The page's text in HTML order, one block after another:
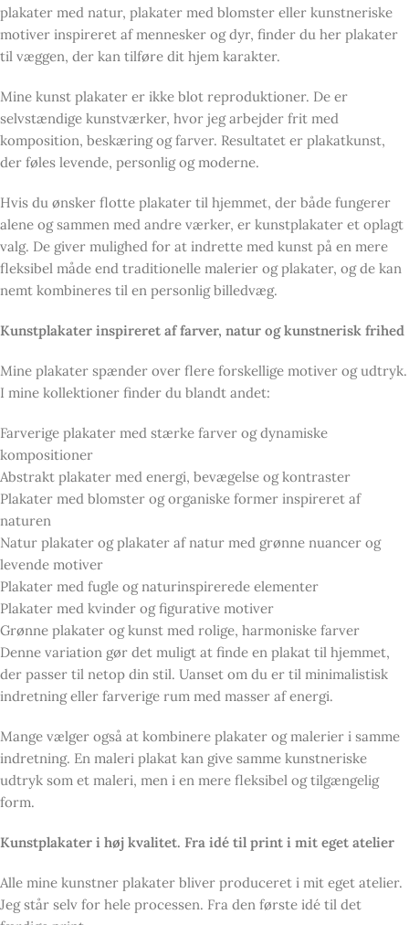
plakater med natur, plakater med blomster eller kunstneriske
motiver inspireret af mennesker og dyr, finder du her plakater
til væggen, der kan tilføre dit hjem karakter.
Mine kunst plakater er ikke blot reproduktioner. De er
selvstændige kunstværker, hvor jeg arbejder frit med
komposition, beskæring og farver. Resultatet er plakatkunst,
der føles levende, personlig og moderne.
Hvis du ønsker flotte plakater til hjemmet, der både fungerer
alene og sammen med andre værker, er kunstplakater et oplagt
valg. De giver mulighed for at indrette med kunst på en mere
fleksibel måde end traditionelle malerier og plakater, og de kan
nemt kombineres til en personlig billedvæg.
Kunstplakater inspireret af farver, natur og kunstnerisk frihed
Mine plakater spænder over flere forskellige motiver og udtryk.
I mine kollektioner finder du blandt andet:
Farverige plakater med stærke farver og dynamiske
kompositioner
Abstrakt plakater med energi, bevægelse og kontraster
Plakater med blomster og organiske former inspireret af
naturen
Natur plakater og plakater af natur med grønne nuancer og
levende motiver
Plakater med fugle og naturinspirerede elementer
Plakater med kvinder og figurative motiver
Grønne plakater og kunst med rolige, harmoniske farver
Denne variation gør det muligt at finde en plakat til hjemmet,
der passer til netop din stil. Uanset om du er til minimalistisk
indretning eller farverige rum med masser af energi.
Mange vælger også at kombinere plakater og malerier i samme
indretning. En maleri plakat kan give samme kunstneriske
udtryk som et maleri, men i en mere fleksibel og tilgængelig
form.
Kunstplakater i høj kvalitet. Fra idé til print i mit eget atelier
Alle mine kunstner plakater bliver produceret i mit eget atelier.
Jeg står selv for hele processen. Fra den første idé til det